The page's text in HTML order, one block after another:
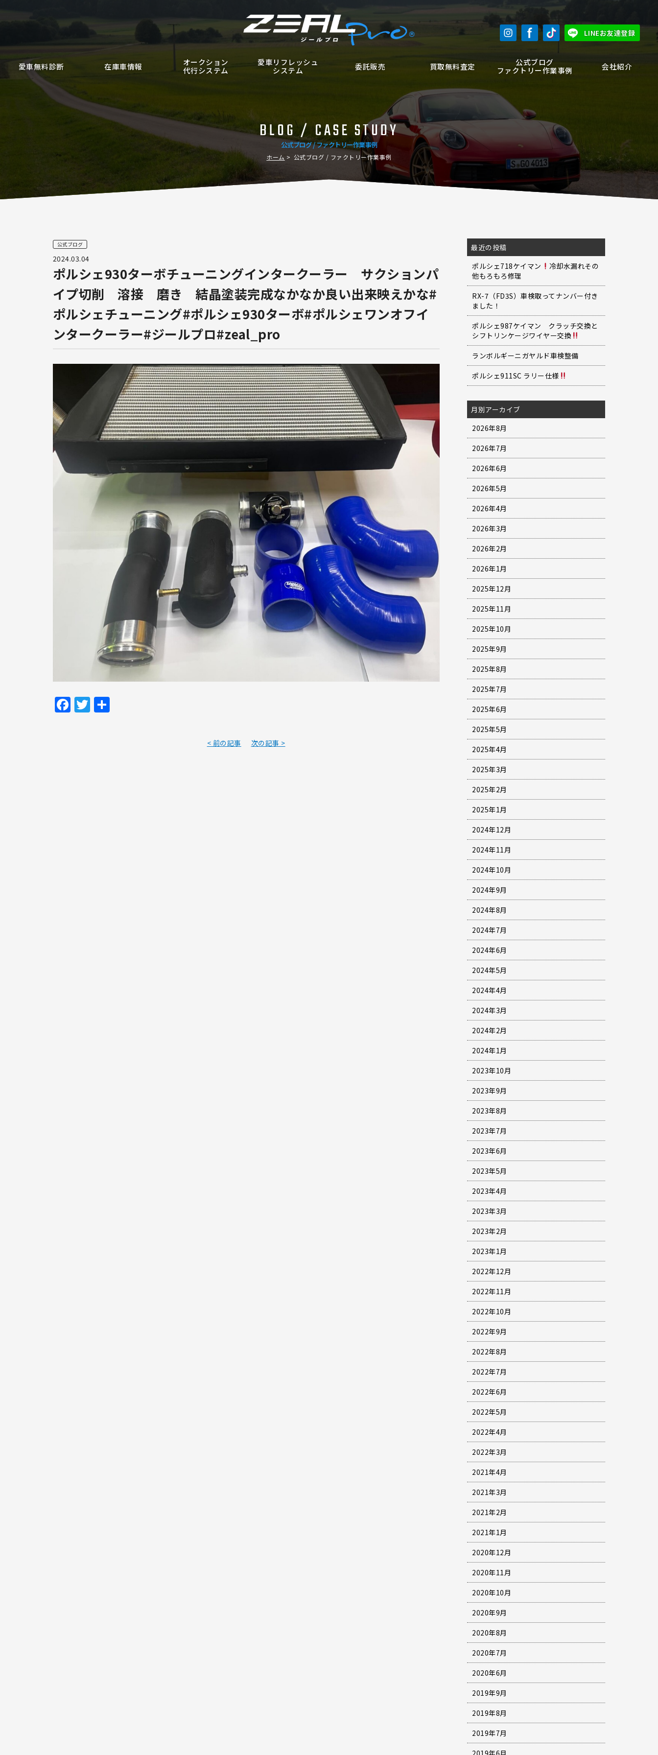
LINEお友達登録
愛車無料診断 在庫車情報
オークション
代行システム
愛車リフレッシュ
システム
委託販売 買取無料査定
公式ブログ
ファクトリー作業事例
会社紹介
公式ブログ / ファクトリー作業事例
BLOG / CASE STUDY
ホーム 公式ブログ / ファクトリー作業事例
公式ブログ
2024.03.04
ポルシェ930ターボチューニング️インタークーラー サクションパ
イプ切削 溶接 磨き 結晶塗装完成なかなか良い出来映えかな️#
ポルシェチューニング#ポルシェ930ターボ#ポルシェワンオフイ
ンタークーラー#ジールプロ#zeal_pro
Facebook
Twitter
共
< 前の記事 次の記事 >
最近の投稿
ポルシェ718ケイマン
冷却水漏れその
他もろもろ修理
RX-7（FD3S）車検取ってナンバー付き
ました！
ポルシェ987ケイマン クラッチ交換と
シフトリンケージワイヤー交換
ランボルギーニガヤルド車検整備
ポルシェ911SC ラリー仕様
月別アーカイブ
2026年8月
2026年7月
2026年6月
2026年5月
2026年4月
2026年3月
2026年2月
2026年1月
2025年12月
2025年11月
2025年10月
2025年9月
2025年8月
2025年7月
2025年6月
2025年5月
2025年4月
2025年3月
2025年2月
2025年1月
2024年12月
2024年11月
2024年10月
2024年9月
2024年8月
2024年7月
2024年6月
2024年5月
2024年4月
2024年3月
2024年2月
2024年1月
2023年10月
2023年9月
2023年8月
2023年7月
2023年6月
2023年5月
2023年4月
2023年3月
2023年2月
2023年1月
2022年12月
2022年11月
2022年10月
2022年9月
2022年8月
2022年7月
2022年6月
2022年5月
2022年4月
2022年3月
2021年4月
2021年3月
2021年2月
2021年1月
2020年12月
2020年11月
2020年10月
2020年9月
2020年8月
2020年7月
2020年6月
2019年9月
2019年8月
2019年7月
2019年6月